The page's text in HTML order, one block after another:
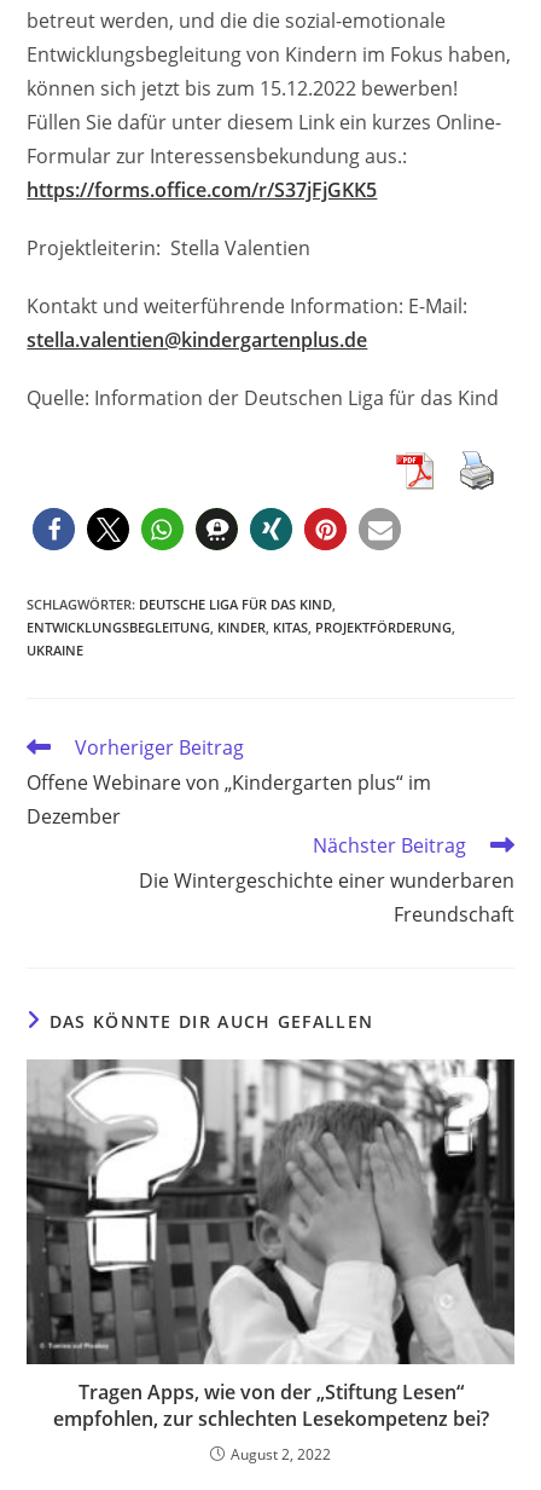
betreut werden, und die die sozial-emotionale
Entwicklungsbegleitung von Kindern im Fokus haben,
können sich jetzt bis zum 15.12.2022 bewerben!
Füllen Sie dafür unter diesem Link ein kurzes Online-
Formular zur Interessensbekundung aus.:
https://forms.office.com/r/S37jFjGKK5
Projektleiterin: Stella Valentien
Kontakt und weiterführende Information: E-Mail:
stella.valentien@kindergartenplus.de
Quelle: Information der Deutschen Liga für das Kind
SCHLAGWÖRTER: DEUTSCHE LIGA FÜR DAS KIND
ENTWICKLUNGSBEGLEITUNG KINDER KITAS PROJEKTFÖRDERUNG
UKRAINE
Weitere
ansehen
Vorheriger Beitrag
Offene Webinare von „Kindergarten plus“ im
Dezember
Nächster Beitrag
Die Wintergeschichte einer wunderbaren
Freundschaft
DAS KÖNNTE DIR AUCH GEFALLEN
Tragen Apps, wie von der „Stiftung Lesen“
empfohlen, zur schlechten Lesekompetenz bei?
August 2, 2022